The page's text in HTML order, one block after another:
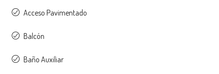
Acceso Pavimentado
Balcón
Baño Auxiliar